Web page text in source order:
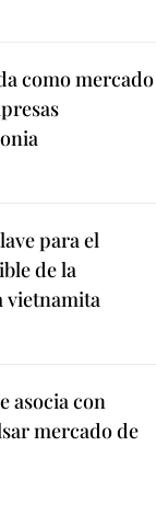
como mercado
para el
de la
vietnamita
asocia con
mercado de